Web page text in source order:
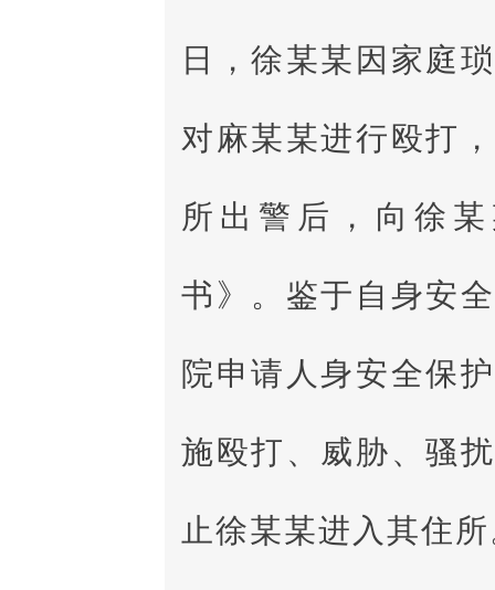
日，徐某某因家庭
对麻某某进行殴打
所出警后，向徐
书》。鉴于自身安
院申请人身安全保
施殴打、威胁、骚
止徐某某进入其住